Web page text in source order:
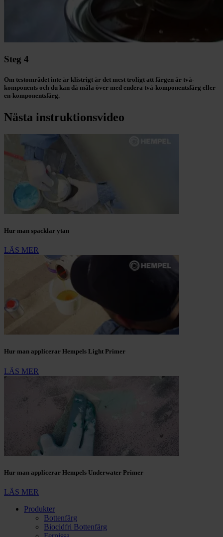
Steg 4
Om testområdet inte är klistrigt är det mest troligt att färgen är två-
komponents och du kan då måla över med endera två-komponentsfärg eller
en-komponentsfärg.
Nästa instruktionsvideo
Hur man spacklar ytan
LÄS MER
Hur man applicerar Hempels Light Primer
LÄS MER
Hur man applicerar Hempels Underwater Primer
LÄS MER
Produkter
Bottenfärg
Biocidfri Bottenfärg